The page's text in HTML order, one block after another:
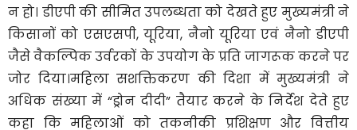
न हो। डीएपी की सीमित उपलब्धता को देखते हुए मुख्यमंत्री ने
किसानों को एसएसपी, यूरिया, नैनो यूरिया एवं नैनो डीएपी
जैसे वैकल्पिक उर्वरकों के उपयोग के प्रति जागरूक करने पर
जोर दिया।महिला सशक्तिकरण की दिशा में मुख्यमंत्री ने
अधिक संख्या में “ड्रोन दीदी” तैयार करने के निर्देश देते हुए
कहा कि महिलाओं को तकनीकी प्रशिक्षण और वित्तीय